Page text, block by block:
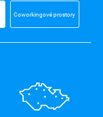
Coworkingové prostory